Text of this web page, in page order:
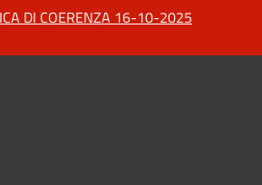
DI COERENZA 16-10-2025